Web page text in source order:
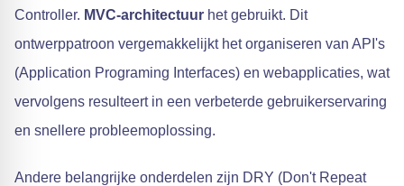
Controller. MVC-architectuur het gebruikt. Dit
ontwerppatroon vergemakkelijkt het organiseren van API's
(Application Programing Interfaces) en webapplicaties, wat
vervolgens resulteert in een verbeterde gebruikerservaring
en snellere probleemoplossing.
Andere belangrijke onderdelen zijn DRY (Don't Repeat